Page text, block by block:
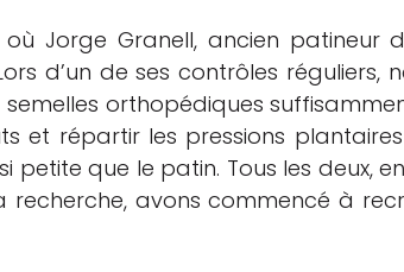
Jorge Granell, ancien patineur
d’un de ses contrôles réguliers,
orthopédiques
et répartir les pressions
que le patin. Tous les deux,
avons commencé à